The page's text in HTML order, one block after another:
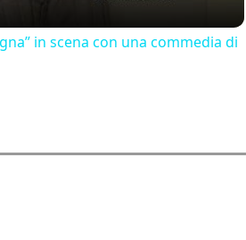
in scena con una commedia di